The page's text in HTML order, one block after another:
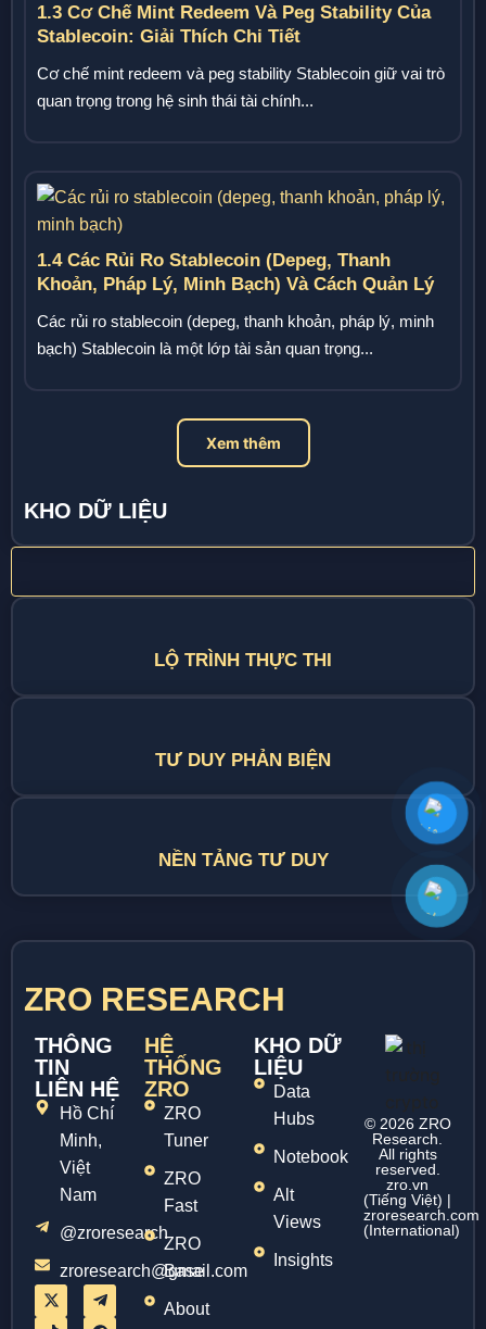
1.3 Cơ Chế Mint Redeem Và Peg Stability Của
Stablecoin: Giải Thích Chi Tiết
Cơ chế mint redeem và peg stability Stablecoin giữ vai trò
quan trọng trong hệ sinh thái tài chính...
1.4 Các Rủi Ro Stablecoin (depeg, Thanh
Khoản, Pháp Lý, Minh Bạch) Và Cách Quản Lý
Các rủi ro stablecoin (depeg, thanh khoản, pháp lý, minh
bạch) Stablecoin là một lớp tài sản quan trọng...
Xem thêm
KHO DỮ LIỆU
LỘ TRÌNH THỰC THI
TƯ DUY PHẢN BIỆN
NỀN TẢNG TƯ DUY
ZRO RESEARCH
THÔNG
TIN
LIÊN HỆ
Hồ Chí
Minh,
Việt
Nam
@zroresearch
zroresearch@gmail.com
HỆ
THỐNG
ZRO
ZRO
Tuner
ZRO
Fast
ZRO
Base
About
KHO DỮ
LIỆU
Data
Hubs
Notebook
Alt
Views
Insights
© 2026 ZRO
Research.
All rights
reserved.
zro.vn
(Tiếng Việt) |
zroresearch.com
(International)